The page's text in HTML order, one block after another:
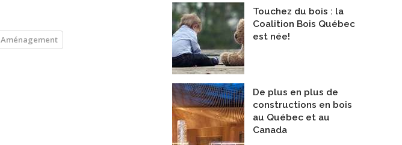
Touchez du bois : la
Coalition Bois Québec
est née!
De plus en plus de
constructions en bois
au Québec et au
Canada
Aménagement